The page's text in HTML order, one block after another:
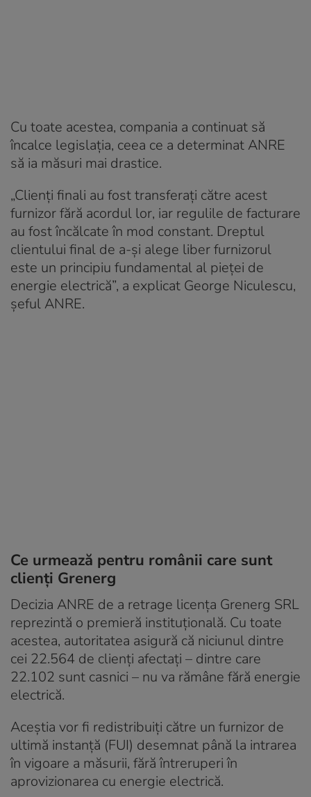
Cu toate acestea, compania a continuat să
încalce legislaţia, ceea ce a determinat ANRE
să ia măsuri mai drastice.
„Clienţi finali au fost transferaţi către acest
furnizor fără acordul lor, iar regulile de facturare
au fost încălcate în mod constant. Dreptul
clientului final de a-şi alege liber furnizorul
este un principiu fundamental al pieţei de
energie electrică”, a explicat George Niculescu,
șeful ANRE.
Ce urmează pentru românii care sunt
clienţi Grenerg
Decizia ANRE de a retrage licenţa Grenerg SRL
reprezintă o premieră instituţională. Cu toate
acestea, autoritatea asigură că niciunul dintre
cei 22.564 de clienţi afectaţi – dintre care
22.102 sunt casnici – nu va rămâne fără energie
electrică.
Aceştia vor fi redistribuiţi către un furnizor de
ultimă instanţă (FUI) desemnat până la intrarea
în vigoare a măsurii, fără întreruperi în
aprovizionarea cu energie electrică.